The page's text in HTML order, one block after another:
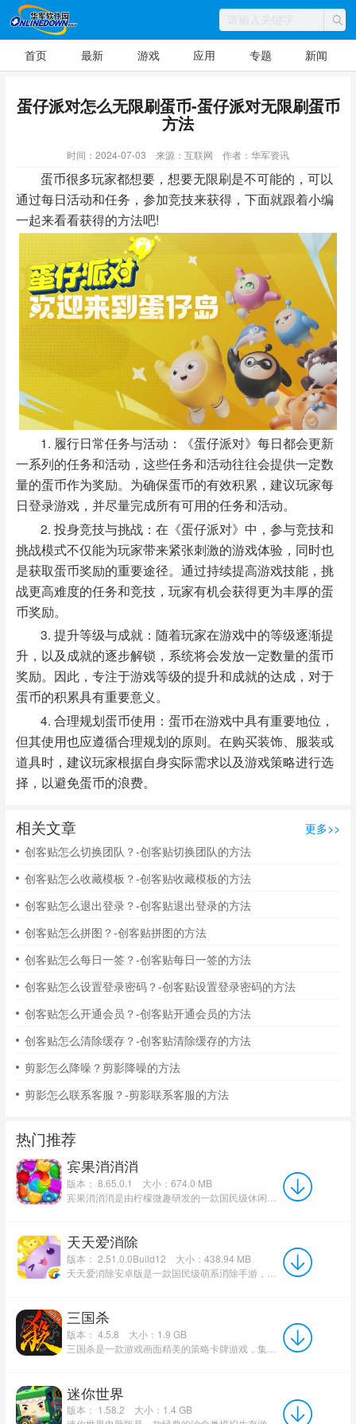
首页 最新 游戏 应用 专题 新闻
蛋仔派对怎么无限刷蛋币-蛋仔派对无限刷蛋币
方法
时间：2024-07-03 来源：互联网 作者：华军资讯
蛋币很多玩家都想要，想要无限刷是不可能的，可以
通过每日活动和任务，参加竞技来获得，下面就跟着小编
一起来看看获得的方法吧!
1. 履行日常任务与活动：《蛋仔派对》每日都会更新
一系列的任务和活动，这些任务和活动往往会提供一定数
量的蛋币作为奖励。为确保蛋币的有效积累，建议玩家每
日登录游戏，并尽量完成所有可用的任务和活动。
2. 投身竞技与挑战：在《蛋仔派对》中，参与竞技和
挑战模式不仅能为玩家带来紧张刺激的游戏体验，同时也
是获取蛋币奖励的重要途径。通过持续提高游戏技能，挑
战更高难度的任务和竞技，玩家有机会获得更为丰厚的蛋
币奖励。
3. 提升等级与成就：随着玩家在游戏中的等级逐渐提
升，以及成就的逐步解锁，系统将会发放一定数量的蛋币
奖励。因此，专注于游戏等级的提升和成就的达成，对于
蛋币的积累具有重要意义。
4. 合理规划蛋币使用：蛋币在游戏中具有重要地位，
但其使用也应遵循合理规划的原则。在购买装饰、服装或
道具时，建议玩家根据自身实际需求以及游戏策略进行选
择，以避免蛋币的浪费。
相关文章
更多>>
创客贴怎么切换团队？-创客贴切换团队的方法
创客贴怎么收藏模板？-创客贴收藏模板的方法
创客贴怎么退出登录？-创客贴退出登录的方法
创客贴怎么拼图？-创客贴拼图的方法
创客贴怎么每日一签？-创客贴每日一签的方法
创客贴怎么设置登录密码？-创客贴设置登录密码的方法
创客贴怎么开通会员？-创客贴开通会员的方法
创客贴怎么清除缓存？-创客贴清除缓存的方法
剪影怎么降噪？剪影降噪的方法
剪影怎么联系客服？-剪影联系客服的方法
热门推荐
宾果消消消
版本： 8.65.0.1
大小：674.0 MB
天天爱消除
版本： 2.51.0.0Build12
大小：438.94 MB
三国杀
版本： 4.5.8
大小：1.9 GB
迷你世界
版本： 1.58.2
大小：1.4 GB